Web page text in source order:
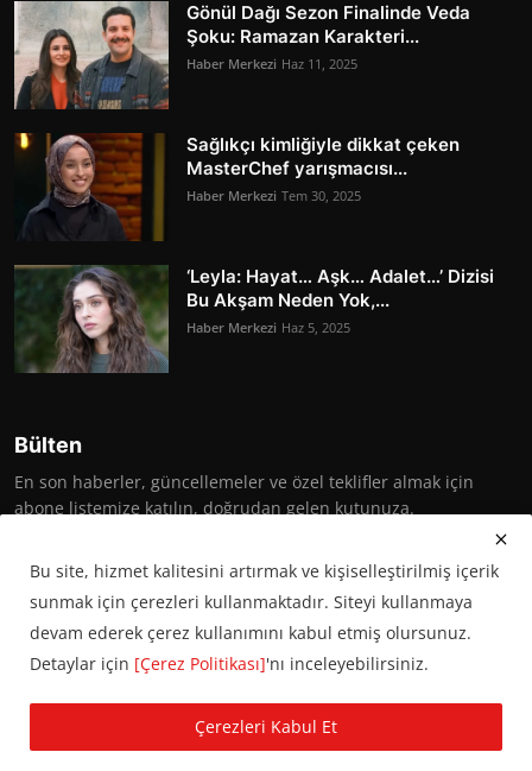
Gönül Dağı Sezon Finalinde Veda
Şoku: Ramazan Karakteri...
Haber Merkezi Haz 11, 2025
Sağlıkçı kimliğiyle dikkat çeken
MasterChef yarışmacısı...
Haber Merkezi Tem 30, 2025
‘Leyla: Hayat… Aşk… Adalet…’ Dizisi
Bu Akşam Neden Yok,...
Haber Merkezi Haz 5, 2025
Bülten
En son haberler, güncellemeler ve özel teklifler almak için
abone listemize katılın, doğrudan gelen kutunuza.
Abone Ol
KVKK Aydınlatma Metni
Bu site, hizmet kalitesini artırmak ve kişiselleştirilmiş içerik
sunmak için çerezleri kullanmaktadır. Siteyi kullanmaya
devam ederek çerez kullanımını kabul etmiş olursunuz.
Detaylar için [Çerez Politikası]'nı inceleyebilirsiniz.
Çerezleri Kabul Et